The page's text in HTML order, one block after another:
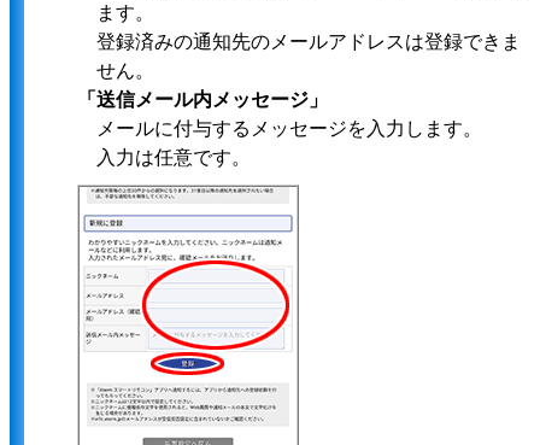
ます。
登録済みの通知先のメールアドレスは登録できま
せん。
「送信メール内メッセージ」
メールに付与するメッセージを入力します。
入力は任意です。